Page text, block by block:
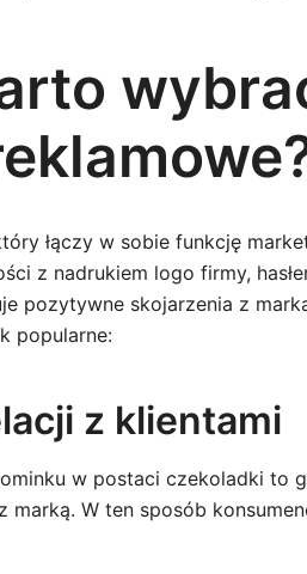
łączy w sobie funkcję
z nadrukiem logo firmy,
pozytywne skojarzenia z
popularne:
z klientami
w postaci czekoladki to
marką. W ten sposób